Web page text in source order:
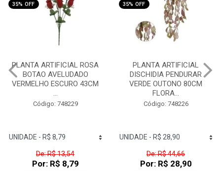
35% OFF
PLANTA ARTIFICIAL
DISCHIDIA PENDURAR
VERDE OUTONO 80CM
FLORA...
Código: 748226
De: R$ 44,66
Por: R$ 28,90
PLANTA ARTIFICIAL
ORQUIDEA PHALAENOPSIS
(BRANCO) 55CM FLORAR...
Código: 748225
De: R$ 21,53
Por: R$ 13,90